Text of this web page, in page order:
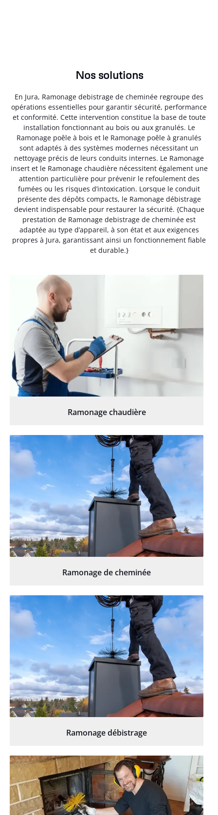
Nos solutions
En Jura, Ramonage debistrage de cheminée regroupe des
opérations essentielles pour garantir sécurité, performance
et conformité. Cette intervention constitue la base de toute
installation fonctionnant au bois ou aux granulés. Le
Ramonage poêle à bois et le Ramonage poêle à granulés
sont adaptés à des systèmes modernes nécessitant un
nettoyage précis de leurs conduits internes. Le Ramonage
insert et le Ramonage chaudière nécessitent également une
attention particulière pour prévenir le refoulement des
fumées ou les risques d’intoxication. Lorsque le conduit
présente des dépôts compacts, le Ramonage débistrage
devient indispensable pour restaurer la sécurité. {Chaque
prestation de Ramonage debistrage de cheminée est
adaptée au type d’appareil, à son état et aux exigences
propres à Jura, garantissant ainsi un fonctionnement fiable
et durable.}
Ramonage chaudière
Ramonage de cheminée
Ramonage débistrage